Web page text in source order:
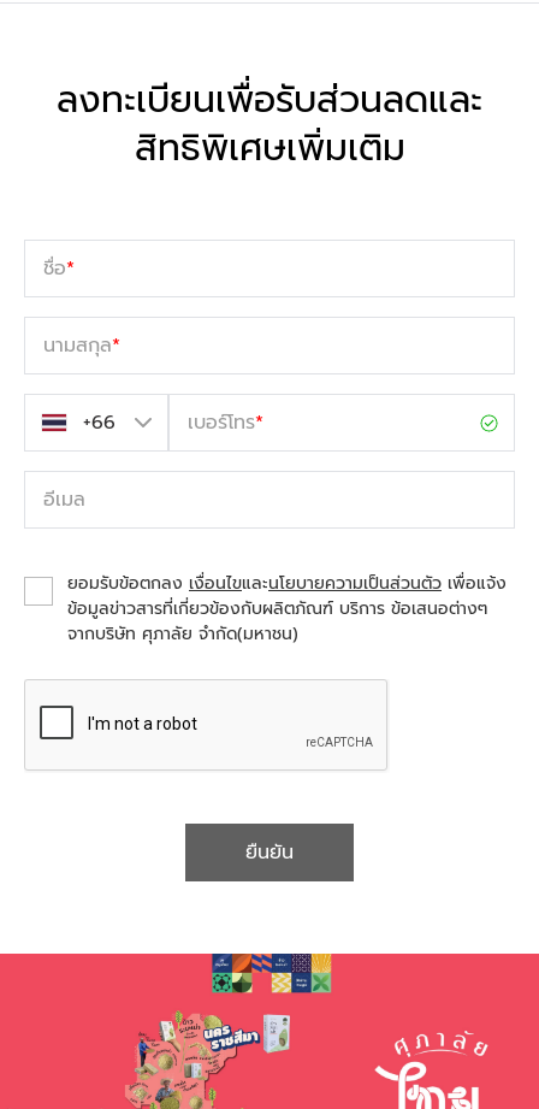
ลงทะเบียนเพื่อรับส่วนลดและ
สิทธิพิเศษเพิ่มเติม
ชื่อ*
นามสกุล*
เบอร์โทร*
อีเมล
ยอมรับข้อตกลง เงื่อนไขและนโยบายความเป็นส่วนตัว เพื่อแจ้ง
ข้อมูลข่าวสารที่เกี่ยวข้องกับผลิตภัณฑ์ บริการ ข้อเสนอต่างๆ
จากบริษัท ศุภาลัย จำกัด(มหาชน)
ยืนยัน